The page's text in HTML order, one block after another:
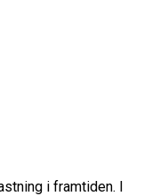
i framtiden. I